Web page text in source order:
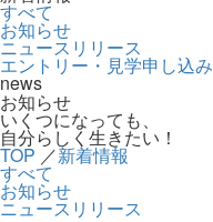
すべて
お知らせ
ニュースリリース
エントリー・見学申し込み
news
お知らせ
いくつになっても、
自分らしく生きたい！
TOP ／新着情報
すべて
お知らせ
ニュースリリース